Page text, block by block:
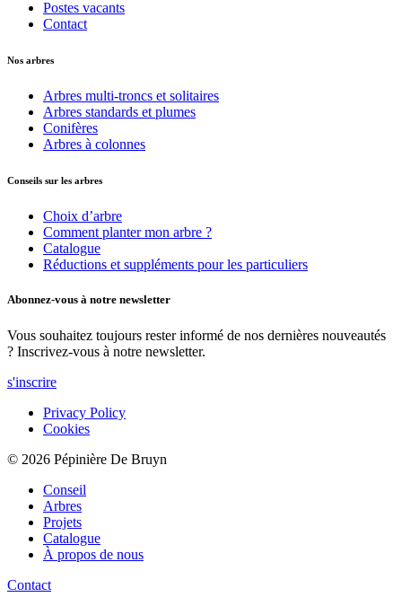
Postes vacants
Contact
Nos arbres
Arbres multi-troncs et solitaires
Arbres standards et plumes
Conifères
Arbres à colonnes
Conseils sur les arbres
Choix d’arbre
Comment planter mon arbre ?
Catalogue
Réductions et suppléments pour les particuliers
Abonnez-vous à notre newsletter
Vous souhaitez toujours rester informé de nos dernières nouveautés
? Inscrivez-vous à notre newsletter.
s'inscrire
Privacy Policy
Cookies
© 2026 Pépinière De Bruyn
Conseil
Arbres
Projets
Catalogue
À propos de nous
Contact